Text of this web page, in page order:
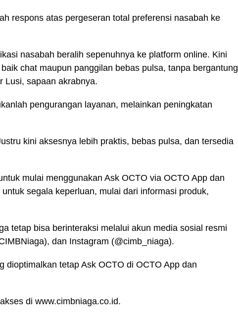
respons atas pergeseran total preferensi nasabah ke
nasabah beralih sepenuhnya ke platform online. Kini
chat maupun panggilan bebas pulsa, tanpa bergantung
Lusi, sapaan akrabnya.
pengurangan layanan, melainkan peningkatan
kini aksesnya lebih praktis, bebas pulsa, dan tersedia
mulai menggunakan Ask OCTO via OCTO App dan
segala keperluan, mulai dari informasi produk,
tetap bisa berinteraksi melalui akun media sosial resmi
dan Instagram (@cimb_niaga).
dioptimalkan tetap Ask OCTO di OCTO App dan
di www.cimbniaga.co.id.